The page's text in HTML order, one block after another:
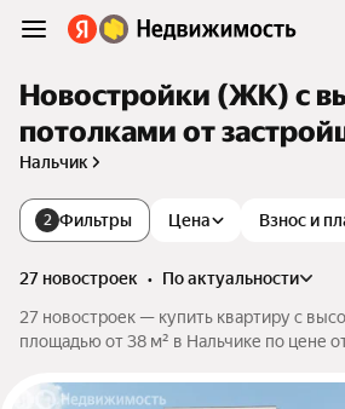
Новостройки (ЖК) с
потолками от
Нальчик
2 Фильтры Цена Взнос и
27 новостроек •
по актуальности
27 новостроек — купить квартиру с
площадью от 38 м² в Нальчике по цене